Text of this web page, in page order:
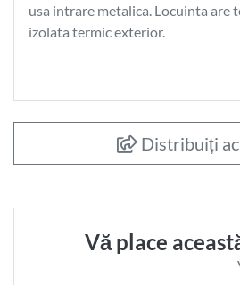
usa intrare metalica. Locuinta are
izolata termic exterior.
Distribuiți
Vă place